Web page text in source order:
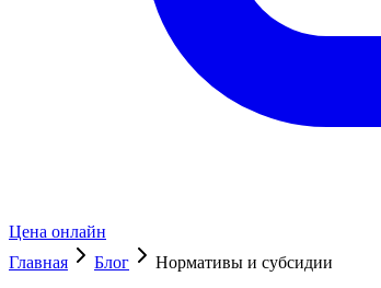
Цена онлайн
Главная
Блог Нормативы и субсидии